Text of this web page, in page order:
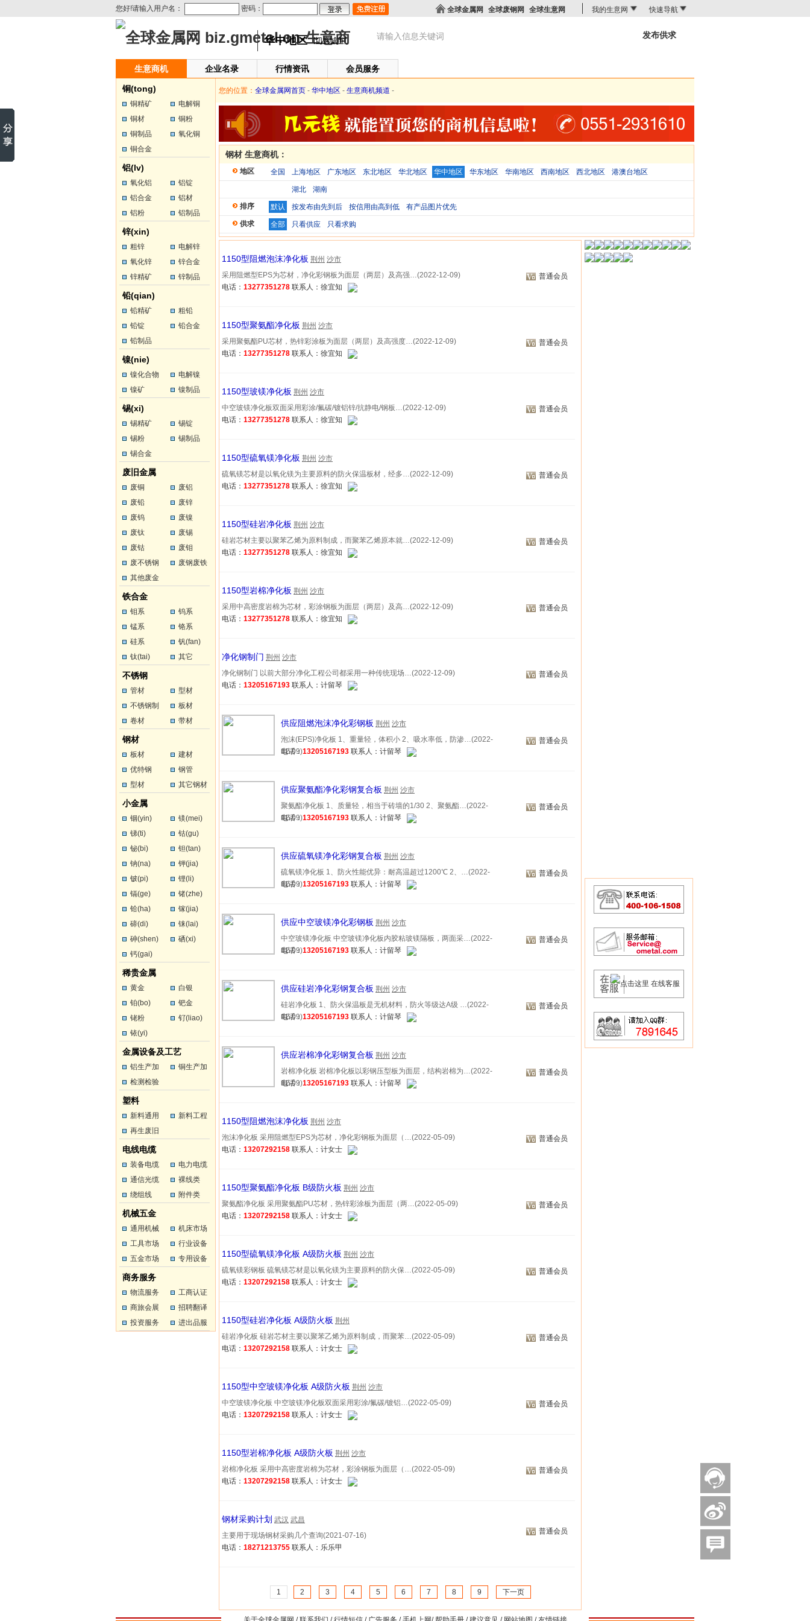
您好!请输入用户名： 密码： 全球金属网 全球废钢网 全球生意网 我的生意网 快速导航
华中地区 [切换城市]
发布供求
生意商机 企业名录 行情资讯 会员服务
铜(tong)
铜精矿
电解铜
铜材
铜粉
铜制品
氧化铜
铜合金
铝(lv)
氧化铝
铝锭
铝合金
铝材
铝粉
铝制品
锌(xin)
粗锌
电解锌
氧化锌
锌合金
锌精矿
锌制品
铅(qian)
铅精矿
粗铅
铅锭
铅合金
铅制品
镍(nie)
镍化合物
电解镍
镍矿
镍制品
锡(xi)
锡精矿
锡锭
锡粉
锡制品
锡合金
废旧金属
废铜
废铝
废铅
废锌
废钨
废镍
废钛
废锡
废钴
废钼
废不锈钢
废钢废铁
其他废金
属铁合金
钼系
钨系
锰系
铬系
硅系
钒(fan)
钛(tai)
其它
不锈钢
管材
型材
不锈钢制
品
板材
卷材
带材
钢材
板材
建材
优特钢
钢管
型材
其它钢材
小金属
铟(yin)
镁(mei)
锑(ti)
钴(gu)
铋(bi)
钽(tan)
钠(na)
钾(jia)
铍(pi)
锂(li)
镉(ge)
锗(zhe)
铪(ha)
镓(jia)
碲(di)
铼(lai)
砷(shen)
硒(xi)
钙(gai)
稀贵金属
黄金
白银
铂(bo)
钯金
铑粉
钌(liao)
铱(yi)
金属设备及工艺
铝生产加
工
铜生产加
检测检验
塑料
新料通用
塑料
新料工程
再生废旧
塑料
电线电缆
装备电缆
电力电缆
通信光缆
裸线类
绕组线
附件类
机械五金
通用机械
机床市场
工具市场
行业设备
五金市场
专用设备
商务服务
物流服务
工商认证
商旅会展
招聘翻译
投资服务
进出品服
您的位置： 全球金属网首页 - 华中地区 - 生意商机频道 -
钢材 生意商机：
地区 全国 上海地区 广东地区 东北地区 华北地区 华中地区 华东地区 华南地区 西南地区 西北地区 港澳台地区
湖北
湖南
排序
默认 按发布由先到后 按信用由高到低
有产品图片优先
供求
全部 只看供应 只看求购
1150型阻燃泡沫净化板 荆州 沙市
采用阻燃型EPS为芯材，净化彩钢板为面层（两层）及高强…(2022-12-09)
电话： 13277351278 联系人：徐宜知
普通会员
1150型聚氨酯净化板 荆州 沙市
采用聚氨酯PU芯材，热锌彩涂板为面层（两层）及高强度…(2022-12-09)
电话： 13277351278 联系人：徐宜知
普通会员
1150型玻镁净化板 荆州 沙市
中空玻镁净化板双面采用彩涂/氟碳/镀铝锌/抗静电/钢板…(2022-12-09)
电话： 13277351278 联系人：徐宜知
普通会员
1150型硫氧镁净化板 荆州 沙市
硫氧镁芯材是以氧化镁为主要原料的防火保温板材，经多…(2022-12-09)
电话： 13277351278 联系人：徐宜知
普通会员
1150型硅岩净化板 荆州 沙市
硅岩芯材主要以聚苯乙烯为原料制成，而聚苯乙烯原本就…(2022-12-09)
电话： 13277351278 联系人：徐宜知
普通会员
1150型岩棉净化板 荆州 沙市
采用中高密度岩棉为芯材，彩涂钢板为面层（两层）及高…(2022-12-09)
电话： 13277351278 联系人：徐宜知
普通会员
净化钢制门 荆州 沙市
净化钢制门 以前大部分净化工程公司都采用一种传统现场…(2022-12-09)
电话： 13205167193 联系人：计留琴
普通会员
供应阻燃泡沫净化彩钢板 荆州 沙市
泡沫(EPS)净化板 1、重量轻，体积小 2、吸水率低，防渗…(2022-
12-09)
电话：13205167193 联系人：计留琴
普通会员
供应聚氨酯净化彩钢复合板 荆州 沙市
聚氨酯净化板 1、质量轻，相当于砖墙的1/30 2、聚氨酯…(2022-
12-09)
电话：13205167193 联系人：计留琴
普通会员
供应硫氧镁净化彩钢复合板 荆州 沙市
硫氧镁净化板 1、防火性能优异：耐高温超过1200℃ 2、…(2022-
12-09)
电话：13205167193 联系人：计留琴
普通会员
供应中空玻镁净化彩钢板 荆州 沙市
中空玻镁净化板 中空玻镁净化板内胶粘玻镁隔板，两面采…(2022-
12-09)
电话：13205167193 联系人：计留琴
普通会员
供应硅岩净化彩钢复合板 荆州 沙市
硅岩净化板 1、防火保温板是无机材料，防火等级达A级 …(2022-
12-09)
电话：13205167193 联系人：计留琴
普通会员
供应岩棉净化彩钢复合板 荆州 沙市
岩棉净化板 岩棉净化板以彩钢压型板为面层，结构岩棉为…(2022-
12-09)
电话：13205167193 联系人：计留琴
普通会员
1150型阻燃泡沫净化板 荆州 沙市
泡沫净化板 采用阻燃型EPS为芯材，净化彩钢板为面层（…(2022-05-09)
电话： 13207292158 联系人：计女士
普通会员
1150型聚氨酯净化板 B级防火板 荆州 沙市
聚氨酯净化板 采用聚氨酯PU芯材，热锌彩涂板为面层（两…(2022-05-09)
电话： 13207292158 联系人：计女士
普通会员
1150型硫氧镁净化板 A级防火板 荆州 沙市
硫氧镁彩钢板 硫氧镁芯材是以氧化镁为主要原料的防火保…(2022-05-09)
电话： 13207292158 联系人：计女士
普通会员
1150型硅岩净化板 A级防火板 荆州
硅岩净化板 硅岩芯材主要以聚苯乙烯为原料制成，而聚苯…(2022-05-09)
电话： 13207292158 联系人：计女士
普通会员
1150型中空玻镁净化板 A级防火板 荆州 沙市
中空玻镁净化板 中空玻镁净化板双面采用彩涂/氟碳/镀铝…(2022-05-09)
电话： 13207292158 联系人：计女士
普通会员
1150型岩棉净化板 A级防火板 荆州 沙市
岩棉净化板 采用中高密度岩棉为芯材，彩涂钢板为面层（…(2022-05-09)
电话： 13207292158 联系人：计女士
普通会员
钢材采购计划 武汉 武昌
主要用于现场钢材采购几个查询(2021-07-16)
电话： 18271213755 联系人：乐乐甲
普通会员
1 2 3 4 5 6 7 8 9 下一页